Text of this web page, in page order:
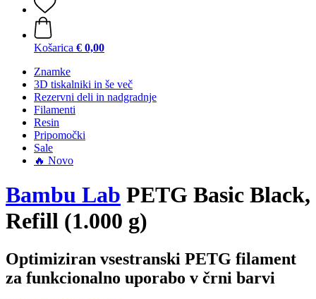
Košarica € 0,00
Znamke
3D tiskalniki in še več
Rezervni deli in nadgradnje
Filamenti
Resin
Pripomočki
Sale
🔥 Novo
Bambu Lab PETG Basic Black,
Refill (1.000 g)
Optimiziran vsestranski PETG filament
za funkcionalno uporabo v črni barvi